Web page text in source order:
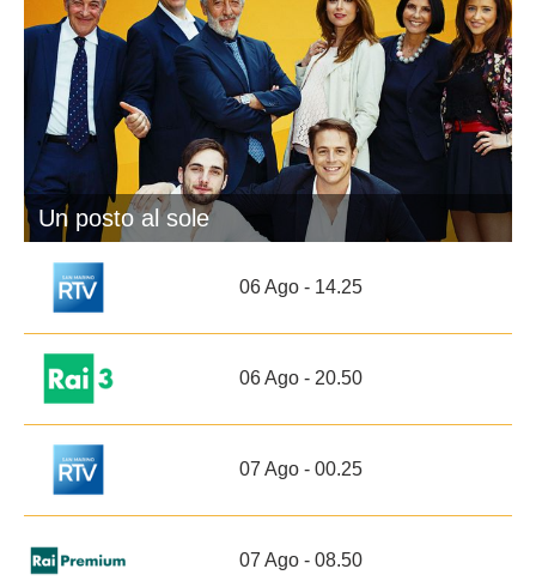
Un posto al sole
06 Ago - 14.25
06 Ago - 20.50
07 Ago - 00.25
07 Ago - 08.50